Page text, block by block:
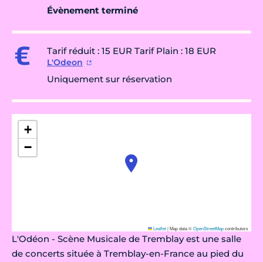
Évènement terminé
Tarif réduit : 15 EUR Tarif Plain : 18 EUR
L'Odeon
Uniquement sur réservation
+
−
Leaflet|Map data ©OpenStreetMapcontributors
L'Odéon - Scène Musicale de Tremblay est une salle
de concerts située à Tremblay-en-France au pied du